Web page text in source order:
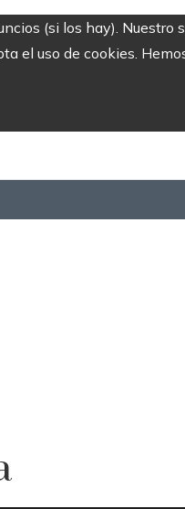
(si los hay).
el uso de cookies.